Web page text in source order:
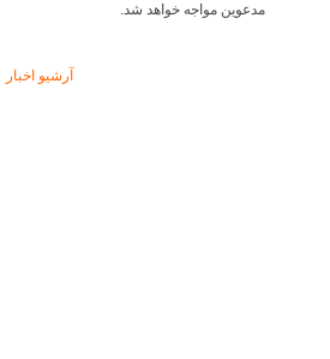
مدعوين مواجه خواهد شد.
آرشیو اخبار